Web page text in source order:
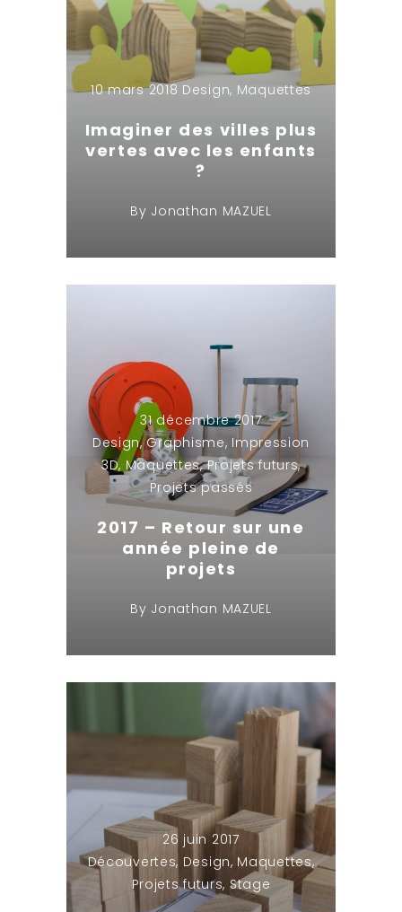
10 mars 2018 Design, Maquettes
Imaginer des villes plus
vertes avec les enfants
?
By Jonathan MAZUEL
31 décembre 2017
Design,Graphisme, Impression
3D, Maquettes,Projets futurs,
Projets passés
2017 – Retour sur une
année pleine de
projets
By Jonathan MAZUEL
26 juin 2017
Découvertes, Design, Maquettes,
Projets futurs, Stage